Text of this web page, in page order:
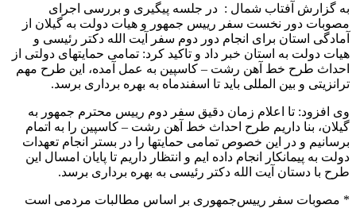
به گزارش آفتاب شمال : در جلسه پیگیری و بررسی اجرای
مصوبات دور نخست سفر رییس جمهور و هیات دولت به گیلان از
آمادگی استان برای انجام دور دوم سفر آیت الله دکتر رئیسی و
هیات دولت به استان خبر داد و تاکید کرد: تمامی حمایتهای دولتی از
احداث طرح خط آهن رشت – کاسپین به عمل آمده، این طرح مهم
ترانزیتی و بین المللی باید تا اسفندماه به بهره برداری برسد.
وی افزود: تا اعلام زمان دقیق سفر دوم رییس محترم جمهور به
گیلان، بنا داریم طرح احداث خط آهن رشت – کاسپین را به اتمام
برسانیم و در این خصوص تمامی حمایتها را در بستر انجام تعهدات
دولت به پیمانکار انجام داده ایم و انتظار داریم تا پایان امسال این
طرح با دستان آیت الله دکتر رئیسی به بهره برداری برسد.
* مصوبات سفر رییس‌جمهوری بر اساس مطالبات مردمی است